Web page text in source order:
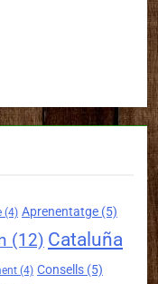
(4) Aprenentatge (5)
(12) Cataluña
(4) Consells (5)